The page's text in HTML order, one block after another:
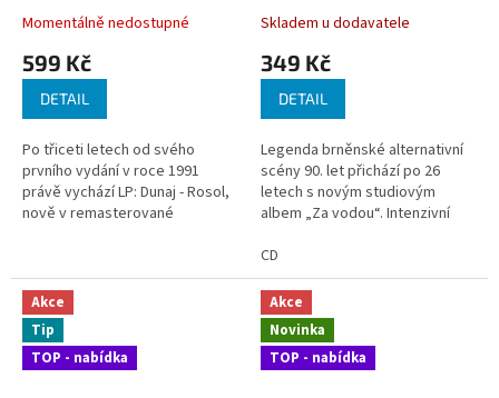
Remasterováno - LP
(limitovaná edice)
Momentálně nedostupné
599 Kč
DETAIL
Po třiceti letech od svého
prvního vydání v roce 1991
právě vychází LP: Dunaj - Rosol,
nově v remasterované
brněnské alternativní skupiny,
vydává...
Skladem u dodavatele
349 Kč
DETAIL
Legenda brněnské alternativní
scény 90. let přichází po 26
letech s novým studiovým
albem „Za vodou“. Intenzivní
minulého století, která přinesla
šest alb, ukončil předčasný
odchod zpěváka...
CD
Akce
Tip
TOP - nabídka
Akce
Novinka
TOP - nabídka